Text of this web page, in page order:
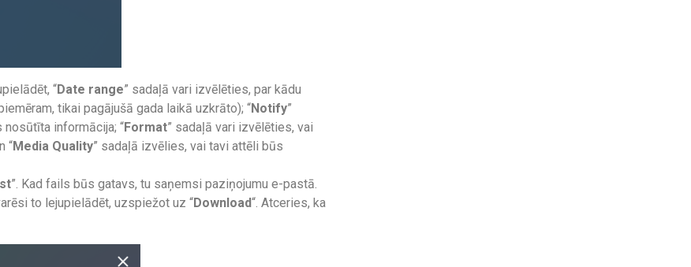
“Date range” sadaļā vari izvēlēties, par kādu
tikai pagājušā gada laikā uzkrāto); “Notify”
informācija; “Format” sadaļā vari izvēlēties, vai
“Media Quality” sadaļā izvēlies, vai tavi attēli būs
”. Kad fails būs gatavs, tu saņemsi paziņojumu e-pastā.
to lejupielādēt, uzspiežot uz “Download“. Atceries, ka